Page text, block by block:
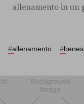
allenamento in un
#allenamento #